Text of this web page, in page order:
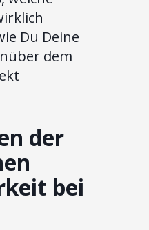
Du Deine
dem
der
bei